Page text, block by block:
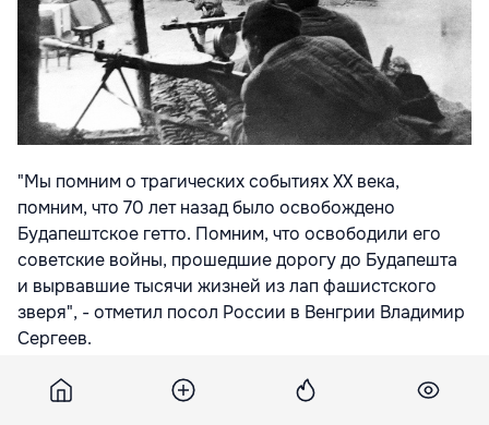
"Мы помним о трагических событиях XX века,
помним, что 70 лет назад было освобождено
Будапештское гетто. Помним, что освободили его
советские войны, прошедшие дорогу до Будапешта
и вырвавшие тысячи жизней из лап фашистского
зверя", - отметил посол России в Венгрии Владимир
Сергеев.
Он добавил, что освобождение гетто,
предназначавшегося для депортации более 225 тыс.